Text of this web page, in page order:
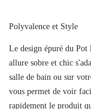
Polyvalence et Style
Le design épuré du
allure sobre et chic
salle de bain ou sur
vous permet de voir
rapidement le produit
Créer une